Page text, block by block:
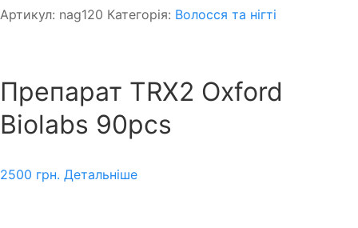
Артикул: nag120 Категорія: Волосся та нігті
Препарат TRX2 Oxford
Biolabs 90pcs
2500 грн. Детальніше